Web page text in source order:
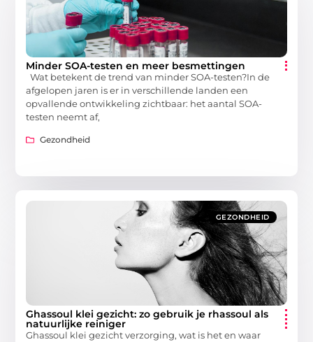
Minder SOA-testen en meer besmettingen
Wat betekent de trend van minder SOA-testen?In de
afgelopen jaren is er in verschillende landen een
opvallende ontwikkeling zichtbaar: het aantal SOA-
testen neemt af,
Gezondheid
GEZONDHEID
Ghassoul klei gezicht: zo gebruik je rhassoul als
natuurlijke reiniger
Ghassoul klei gezicht verzorging, wat is het en waar